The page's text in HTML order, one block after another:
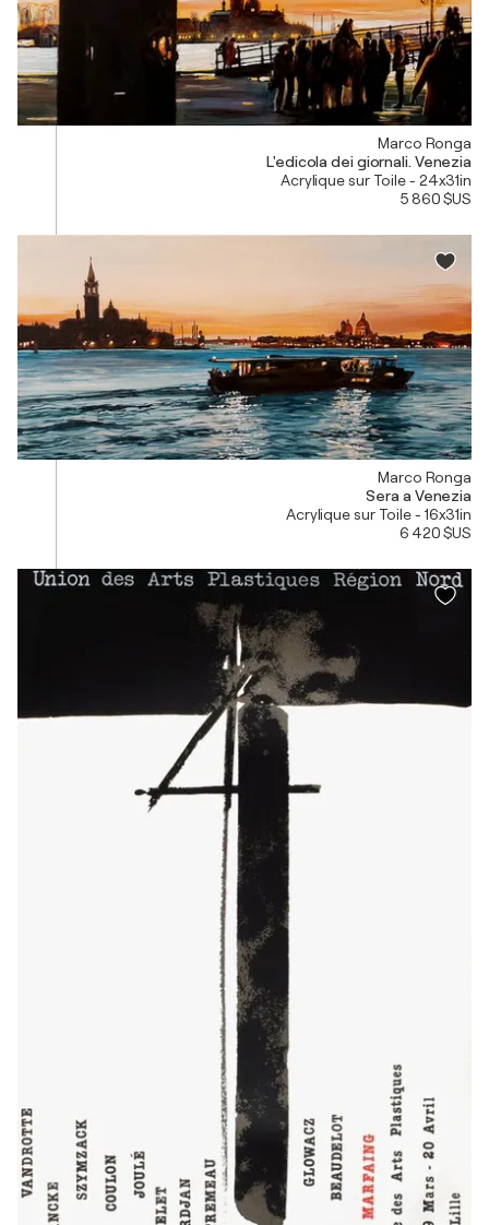
Marco Ronga
L'edicola dei giornali. Venezia
Acrylique sur Toile - 24x31in
5 860 $US
Marco Ronga
Sera a Venezia
Acrylique sur Toile - 16x31in
6 420 $US